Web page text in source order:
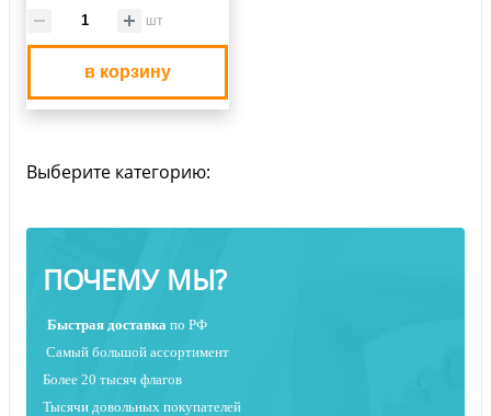
шт
в корзину
Выберите категорию:
ПОЧЕМУ МЫ?
Быстрая доставка по РФ
Самый большой ассортимент
Более 20 тысяч флагов
Тысячи довольных покупателей